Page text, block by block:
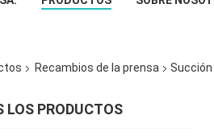
Recambios de la prensa Succión
LOS PRODUCTOS